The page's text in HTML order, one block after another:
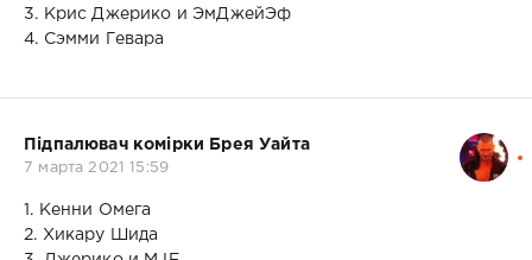
3. Крис Джерико и ЭмДжейЭф
4. Сэмми Гевара
Підпалювач комірки Брея Уайта
7 марта 2021 15:59
1. Кенни Омега
2. Хикару Шида